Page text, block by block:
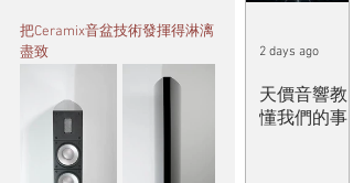
把Ceramix音盆技術發揮得淋漓
盡致
天價音響教
懂我們的事
2 days ago